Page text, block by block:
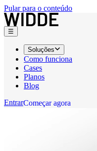
Pular para o conteúdo
☰
Soluções
Como funciona
Cases
Planos
Blog
EntrarComeçar agora